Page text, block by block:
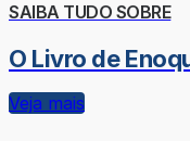
SAIBA TUDO SOBRE
O Livro de
Veja mais